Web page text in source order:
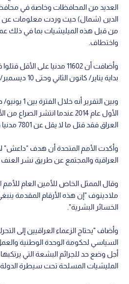
العديد من المحافظات وخاصة في
الدين (شمال) حيث وردت معلومات عن
من قبل هذه الميليشيات بما في ذلك
واختطاف.
بداية يناير/ كانون الثاني وحتى 10 ديسمبر/ كانون الأول عام 2014.
الأول عام 2014 عندما انتشر
العراق فقد قتل ما لا يقل عن 7801 مدنيا وأصيب 12451 آخرين.
وأكدت الأمم المتحدة أن هدف "داعش"
العراقية والمجتمع عن طريق نشر العنف
وقال الممثل الخاص للأمين العام للأمم
ملادينوف "إن هذه الأرقام المقدمة
الخسائر البشرية".
وأضاف "يحتاج الزعماء العراقيين إلى
السياسي لحكومة الوحدة الوطنية
أجل وضع حد للجرائم البشعة التي
المليشيات المسلحة تحت سيطرة